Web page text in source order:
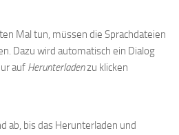
Mal tun, müssen die Sprachdateien
Dazu wird automatisch ein Dialog
auf Herunterladenzu klicken
ab, bis das Herunterladen und